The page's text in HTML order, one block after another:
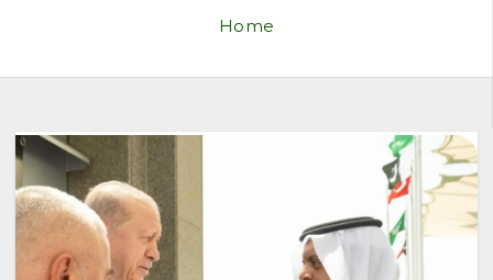
Home